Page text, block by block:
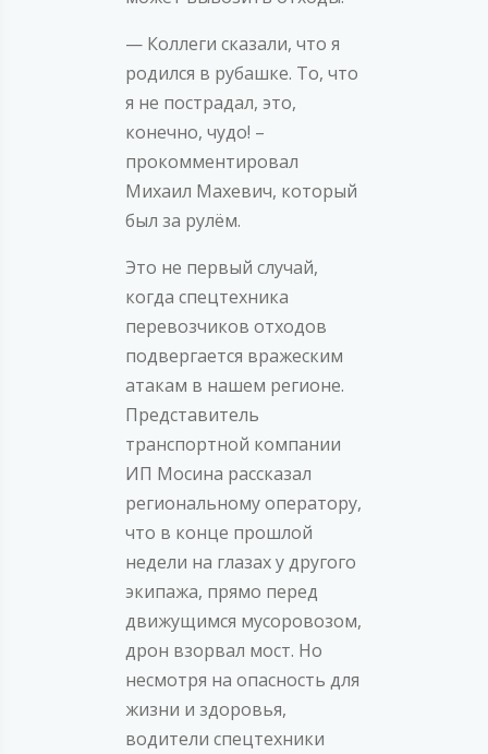
— Коллеги сказали, что я
родился в рубашке. То, что
я не пострадал, это,
конечно, чудо! –
прокомментировал
Михаил Махевич, который
был за рулём.
Это не первый случай,
когда спецтехника
перевозчиков отходов
подвергается вражеским
атакам в нашем регионе.
Представитель
транспортной компании
ИП Мосина рассказал
региональному оператору,
что в конце прошлой
недели на глазах у другого
экипажа, прямо перед
движущимся мусоровозом,
дрон взорвал мост. Но
несмотря на опасность для
жизни и здоровья,
водители спецтехники